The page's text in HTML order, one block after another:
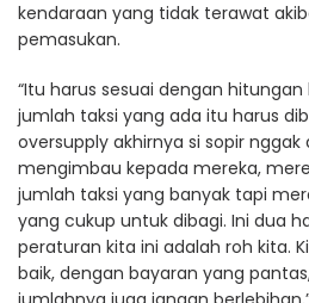
kendaraan yang tidak terawat
pemasukan.
“Itu harus sesuai dengan
jumlah taksi yang ada itu harus
oversupply akhirnya si sopir
mengimbau kepada mereka,
jumlah taksi yang banyak tapi
yang cukup untuk dibagi. Ini dua
peraturan kita ini adalah roh kita.
baik, dengan bayaran yang